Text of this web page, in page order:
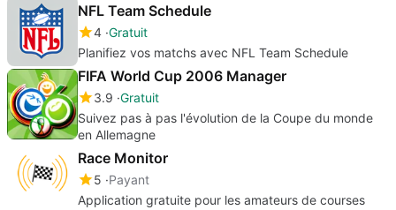
NFL Team Schedule
4 Gratuit
Planifiez vos matchs avec NFL Team Schedule
FIFA World Cup 2006 Manager
3.9 Gratuit
Suivez pas à pas l'évolution de la Coupe du monde
en Allemagne
Race Monitor
5 Payant
Application gratuite pour les amateurs de courses